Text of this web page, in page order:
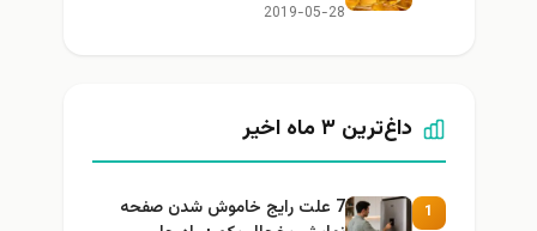
2019-05-28
داغ‌ترین ۳ ماه اخیر
1
7 علت رایج خاموش شدن صفحه